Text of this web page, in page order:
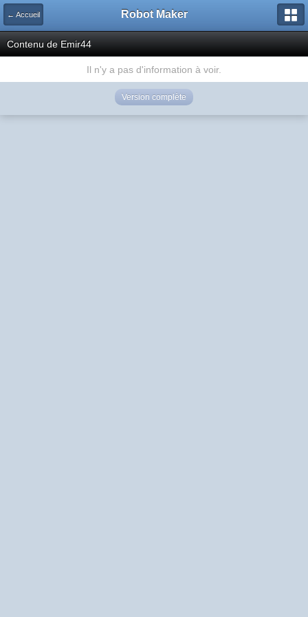
← Accueil Robot Maker
Contenu de Emir44
Il n'y a pas d'information à voir.
Version complète